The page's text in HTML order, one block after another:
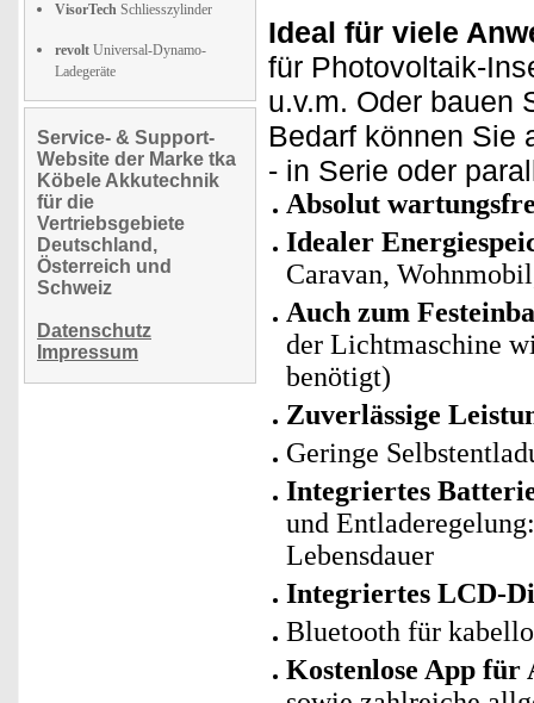
VisorTech Schliesszylinder
revolt Universal-Dynamo-
Ladegeräte
Service- & Support-
Website der Marke tka
Köbele Akkutechnik
für die
Vertriebsgebiete
Deutschland,
Österreich und
Schweiz
Datenschutz
Impressum
Ideal für viele
für Photovoltaik-
u.v.m. Oder bauen
Bedarf können Sie
- in Serie oder
Absolut
Idealer
Caravan,
Auch zum
der Lichtmaschine
benötigt)
Zuverlässige
Geringe
Integriertes
und
Lebensdauer
Integriertes LCD-
Bluetooth für
Kostenlose App